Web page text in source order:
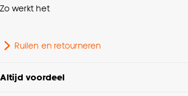
Zo werkt het
Ruilen en retourneren
Altijd voordeel